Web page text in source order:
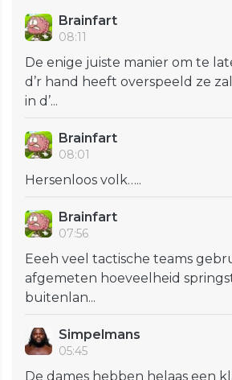
Brainfart
08:11
De enige juiste manier om te
d’r hand heeft overspeeld ze
in d’...
Brainfart
08:01
Hersenloos volk…..
Brainfart
07:56
Eeeh veel tactische teams
afgemeten hoeveelheid
buitenlan...
Simpelmans
05:45
De dames hebben helaas een